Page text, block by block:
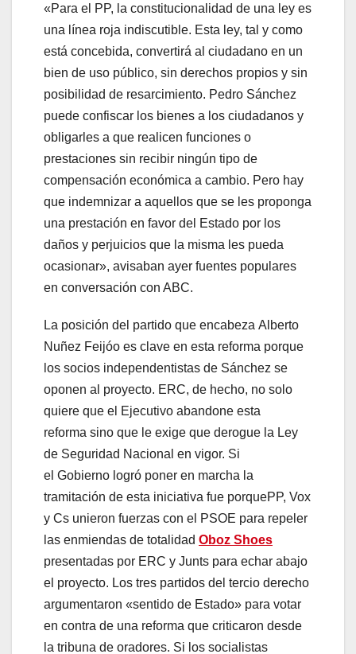
«Para el PP, la constitucionalidad de una ley es
una línea roja indiscutible. Esta ley, tal y como
está concebida, convertirá al ciudadano en un
bien de uso público, sin derechos propios y sin
posibilidad de resarcimiento. Pedro Sánchez
puede confiscar los bienes a los ciudadanos y
obligarles a que realicen funciones o
prestaciones sin recibir ningún tipo de
compensación económica a cambio. Pero hay
que indemnizar a aquellos que se les proponga
una prestación en favor del Estado por los
daños y perjuicios que la misma les pueda
ocasionar», avisaban ayer fuentes populares
en conversación con ABC.
La posición del partido que encabeza Alberto
Nuñez Feijóo es clave en esta reforma porque
los socios independentistas de Sánchez se
oponen al proyecto. ERC, de hecho, no solo
quiere que el Ejecutivo abandone esta
reforma sino que le exige que derogue la Ley
de Seguridad Nacional en vigor. Si
el Gobierno logró poner en marcha la
tramitación de esta iniciativa fue porquePP, Vox
y Cs unieron fuerzas con el PSOE para repeler
las enmiendas de totalidad Oboz Shoes
presentadas por ERC y Junts para echar abajo
el proyecto. Los tres partidos del tercio derecho
argumentaron «sentido de Estado» para votar
en contra de una reforma que criticaron desde
la tribuna de oradores. Si los socialistas